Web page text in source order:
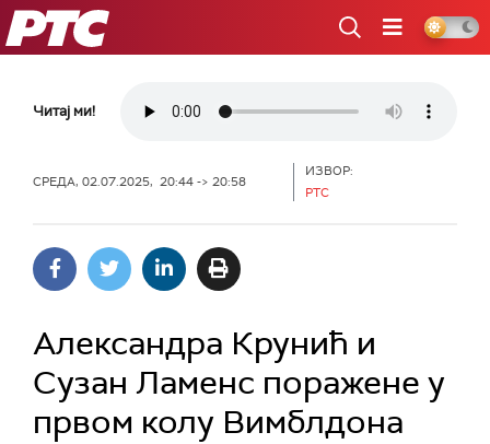
РТС
Читај ми!
СРЕДА, 02.07.2025, 20:44 -> 20:58
ИЗВОР:
РТС
Александра Крунић и
Сузан Ламенс поражене у
првом колу Вимблдона